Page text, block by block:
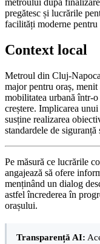
pregătesc și lucrările
facilități moderne
Context local
Metroul din Cluj-
major pentru oraș,
mobilitatea urbană într-
creștere. Implicarea
susține realizarea
standardele de siguranță
Pe măsură ce lucrările
angajează să ofere
menținând un dialog
astfel încrederea în
orașului.
Transparență AI: